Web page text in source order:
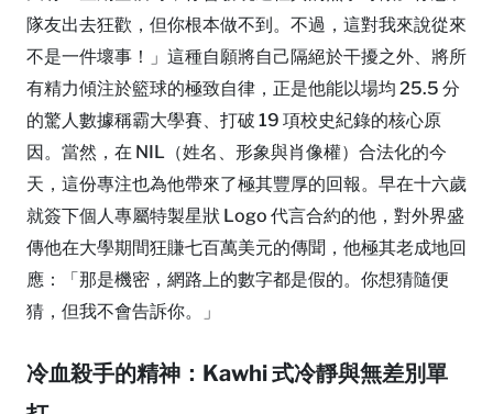
隊友出去狂歡，但你根本做不到。不過，這對我來說從來
不是一件壞事！」這種自願將自己隔絕於干擾之外、將所
有精力傾注於籃球的極致自律，正是他能以場均 25.5 分
的驚人數據稱霸大學賽、打破 19 項校史紀錄的核心原
因。當然，在 NIL（姓名、形象與肖像權）合法化的今
天，這份專注也為他帶來了極其豐厚的回報。早在十六歲
就簽下個人專屬特製星狀 Logo 代言合約的他，對外界盛
傳他在大學期間狂賺七百萬美元的傳聞，他極其老成地回
應：「那是機密，網路上的數字都是假的。你想猜隨便
猜，但我不會告訴你。」
冷血殺手的精神：Kawhi 式冷靜與無差別單